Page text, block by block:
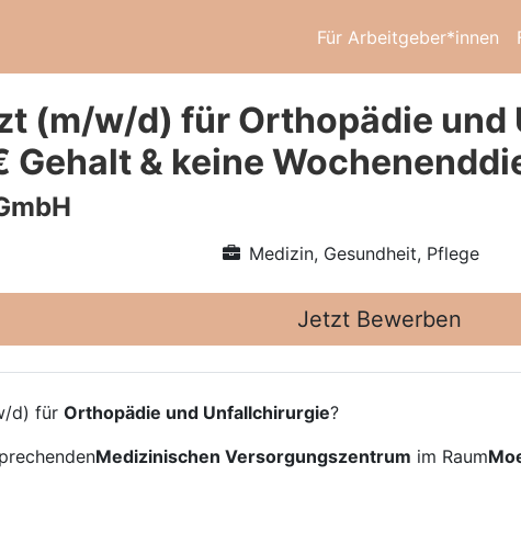
Für Arbeitgeber*innen
(m/w/d) für Orthopädie
Gehalt & keine
Medizin, Gesundheit, Pflege
Jetzt Bewerben
d) für Orthopädie und Unfallchirurgie?
Medizinischen Versorgungszentrum im Raum